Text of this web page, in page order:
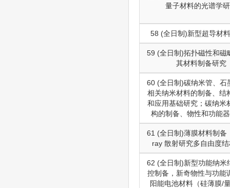
量子材料的光谱学
58 (全日制)新型超导材
59 (全日制)拓扑磁性和磁
其材料制备研究
60 (全日制)碳纳米管、石
相关纳米材料的制备、结
和应用基础研究；碳纳米
构的制备、物性和功能
61 (全日制)薄膜材料制备
ray 散射研究多自由度
62 (全日制)新型功能纳米
控制备，新奇物性与功能
阳能电池材料（硅薄膜/